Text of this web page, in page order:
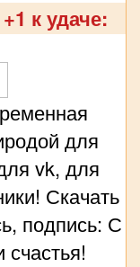
к удаче:
для
vk, для
Скачать
подпись: С